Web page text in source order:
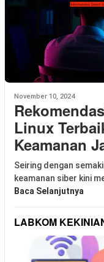
November 10, 2024
Linux
Keamanan
Seiring dengan
keamanan siber kini
Baca Selanjutnya
LABKOM